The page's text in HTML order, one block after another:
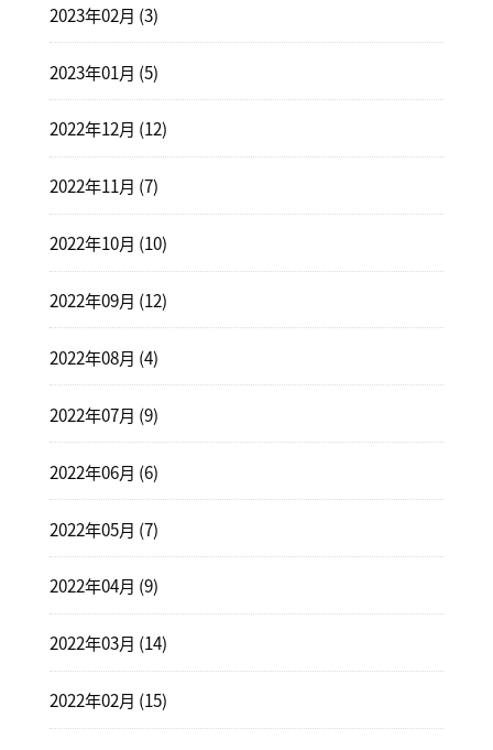
2023年02月 (3)
2023年01月 (5)
2022年12月 (12)
2022年11月 (7)
2022年10月 (10)
2022年09月 (12)
2022年08月 (4)
2022年07月 (9)
2022年06月 (6)
2022年05月 (7)
2022年04月 (9)
2022年03月 (14)
2022年02月 (15)